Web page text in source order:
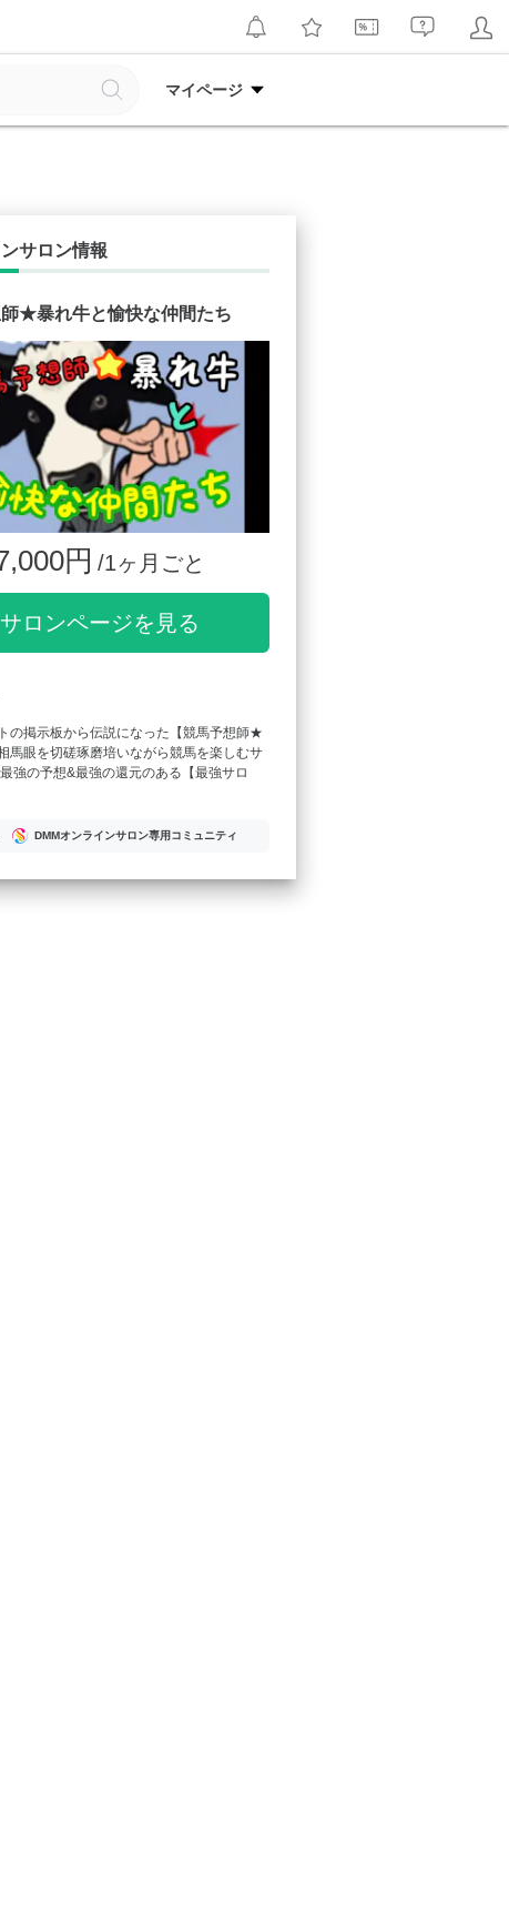
マイページ
サロン情報
★暴れ牛と愉快な仲間たち
円 /1ヶ月ごと
サロンページを見る
の掲示板から伝説になった【競馬予想師★
馬眼を切磋琢磨培いながら競馬を楽しむサ
強の予想&最強の還元のある【最強サロ
DMMオンラインサロン専用コミュニティ